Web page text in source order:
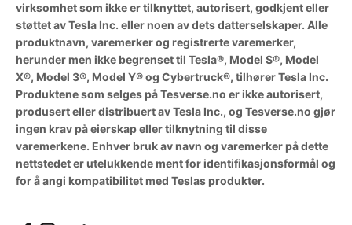
virksomhet som ikke er tilknyttet, autorisert, godkjent eller
støttet av Tesla Inc. eller noen av dets datterselskaper. Alle
produktnavn, varemerker og registrerte varemerker,
herunder men ikke begrenset til Tesla®, Model S®, Model
X®, Model 3®, Model Y® og Cybertruck®, tilhører Tesla Inc.
Produktene som selges på Tesverse.no er ikke autorisert,
produsert eller distribuert av Tesla Inc., og Tesverse.no gjør
ingen krav på eierskap eller tilknytning til disse
varemerkene. Enhver bruk av navn og varemerker på dette
nettstedet er utelukkende ment for identifikasjonsformål og
for å angi kompatibilitet med Teslas produkter.